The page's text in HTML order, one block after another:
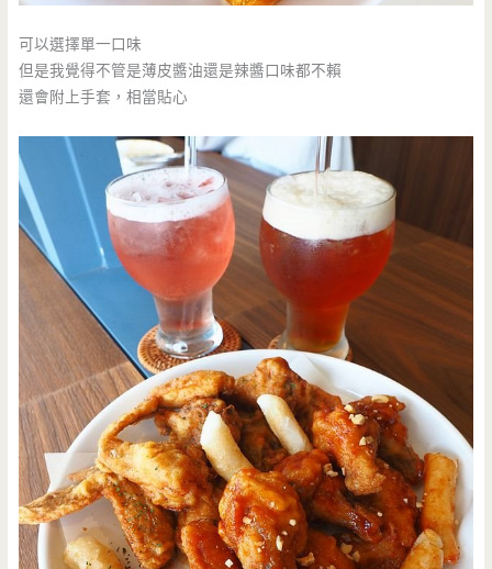
可以選擇單一口味
但是我覺得不管是薄皮醬油還是辣醬口味都不賴
還會附上手套，相當貼心